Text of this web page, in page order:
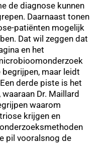
de diagnose kunnen
Daarnaast tonen
patiënten mogelijk
Dat wil zeggen dat
en het
maar leidt
derde piste is het
Dr. Maillard
waarom
krijgen en
pil vooralsnog de